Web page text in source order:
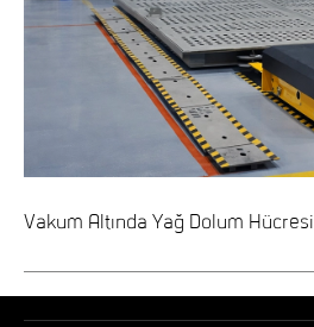
Vakum Altında Yağ Dolum Hücresi